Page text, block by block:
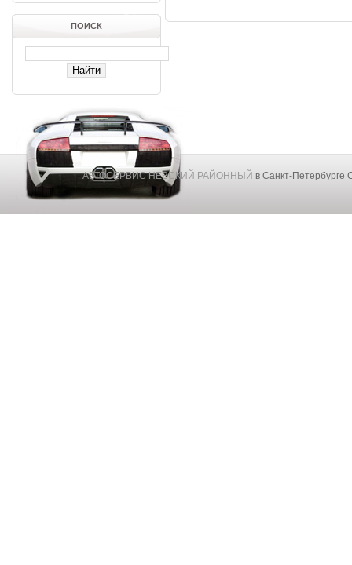
ПОИСК
АВТОСЕРВИС НЕВСКИЙ РАЙОННЫЙ в Санкт-Петербурге